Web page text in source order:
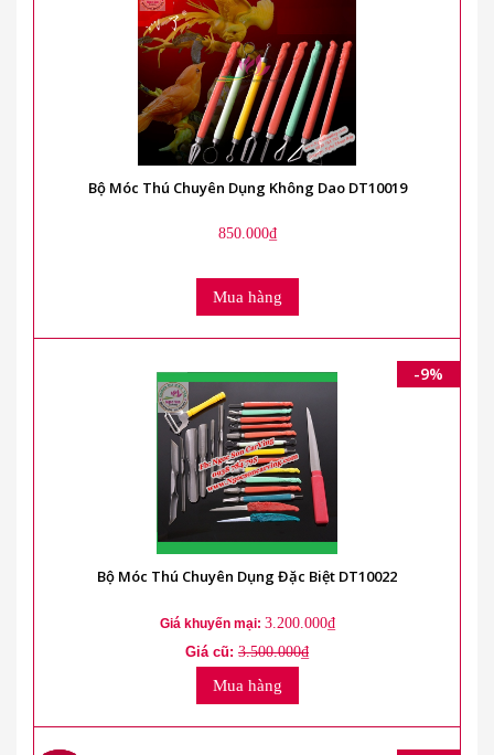
Bộ Móc Thú Chuyên Dụng Không Dao DT10019
850.000₫
Mua hàng
-9%
Bộ Móc Thú Chuyên Dụng Đặc Biệt DT10022
Giá khuyến mại: 3.200.000₫
Giá cũ: 3.500.000₫
Mua hàng